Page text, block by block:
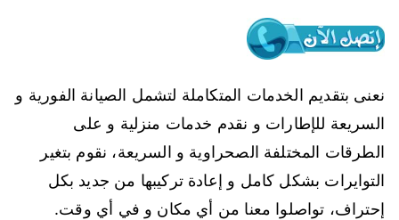
نعنى بتقديم الخدمات المتكاملة لتشمل الصيانة الفورية و
السريعة للإطارات و نقدم خدمات منزلية و على
الطرقات المختلفة الصحراوية و السريعة، نقوم بتغير
التوايرات بشكل كامل و إعادة تركيبها من جديد بكل
إحتراف، تواصلوا معنا من أي مكان و في أي وقت.